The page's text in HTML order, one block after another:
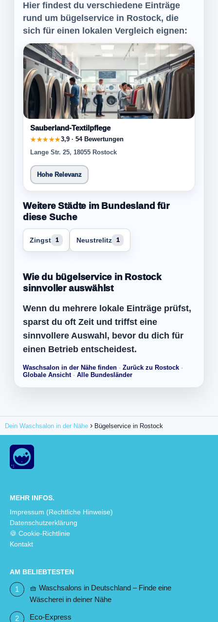
Hier findest du verschiedene Einträge
rund um bügelservice in Rostock, die
sich für einen lokalen Vergleich eignen:
Sauberland-Textilpflege
★★★★★3,9 · 54 Bewertungen
Lange Str. 25, 18055 Rostock
Hohe Relevanz
Weitere Städte im Bundesland für
diese Suche
Zingst 1 Neustrelitz 1
Wie du bügelservice in Rostock
sinnvoller auswählst
Wenn du mehrere lokale Einträge prüfst,
sparst du oft Zeit und triffst eine
sinnvollere Auswahl, bevor du dich für
einen Betrieb entscheidest.
Waschsalon in der Nähe finden · Zurück zu Rostock ·
Globale Ansicht· Alle Bundesländer
Dein Waschsalon in der Nähe Bügelservice in Rostock
MEHR INFOS.
Impressum (Rechtliche Hinweise)
Datenschutzerklärung
🍪 Cookie-Richtlinie
Kontakt
AM BELIEBTESTEN
🧺 Waschsalons in Deutschland – Finde eine
Wäscherei in deiner Nähe
Eco-Express